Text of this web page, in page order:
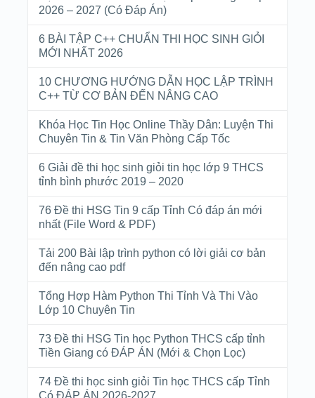
2026 – 2027 (Có Đáp Án)
6 BÀI TẬP C++ CHUẨN THI HỌC SINH GIỎI
MỚI NHẤT 2026
10 CHƯƠNG HƯỚNG DẪN HỌC LẬP TRÌNH
C++ TỪ CƠ BẢN ĐẾN NÂNG CAO
Khóa Học Tin Học Online Thầy Dân: Luyện Thi
Chuyên Tin & Tin Văn Phòng Cấp Tốc
6 Giải đề thi học sinh giỏi tin học lớp 9 THCS
tỉnh bình phước 2019 – 2020
76 Đề thi HSG Tin 9 cấp Tỉnh Có đáp án mới
nhất (File Word & PDF)
Tải 200 Bài lập trình python có lời giải cơ bản
đến nâng cao pdf
Tổng Hợp Hàm Python Thi Tỉnh Và Thi Vào
Lớp 10 Chuyên Tin
73 Đề thi HSG Tin học Python THCS cấp tỉnh
Tiền Giang có ĐÁP ÁN (Mới & Chọn Lọc)
74 Đề thi học sinh giỏi Tin học THCS cấp Tỉnh
Có ĐÁP ÁN 2026-2027